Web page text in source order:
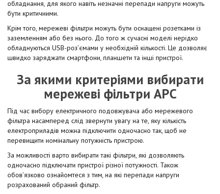
обладнання, для якого навіть незначні перепади напруги можуть
бути критичними.
Крім того, мережеві фільтри можуть бути оснащені розетками із
заземленням або без нього. До того ж сучасні моделі нерідко
обладнуються USB-роз’ємами у необхідній кількості. Це дозволяє
швидко заряджати смартфони, планшети та інші пристрої.
За якими критеріями вибирати
мережеві фільтри APC
Під час вибору електричного подовжувача або мережевого
фільтра насамперед слід звернути увагу на те, яку кількість
електроприладів можна підключити одночасно так, щоб не
перевищити номінальну потужність пристрою.
За можливості варто вибирати такі фільтри, які дозволяють
одночасно підключати пристрої різної потужності. Також
обов’язково ознайомтеся з тим, на які перепади напруги
розрахований обраний фільтр.